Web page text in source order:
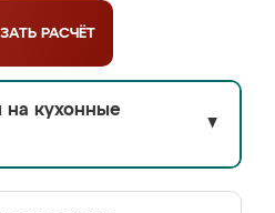
РАСЧЁТ
на кухонные
▼